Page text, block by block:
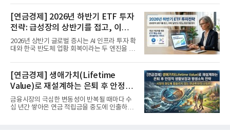
[연금경제] 2026년 하반기 ETF 투자
전략: 급성장의 상반기를 접고, 이제
'실적'이 가르는 하반기를 맞다
2026년 상반기 글로벌 증시는 AI 인프라 투자 확
대와 한국 반도체 업황 회복이라는 두 엔진을 달
[연금경제] 생애가치(Lifetime
Value)로 재설계하는 은퇴 후 안정적
생활보장과 평생소득 전략
금융시장의 극심한 변동성이 반복될 때마다 수
십 년간 쌓아온 연금 적립금을 중도에 인출하거